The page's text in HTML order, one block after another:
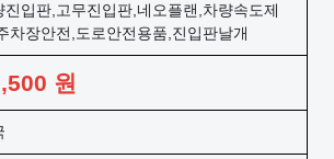
진입판,고무진입판,네오플랜,차량속도제
차장안전,도로안전용품,진입판날개
원